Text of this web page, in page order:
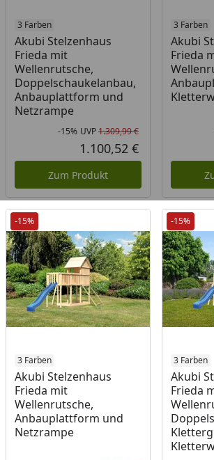
3 Farben
Akubi Stelzenhaus
Frieda mit
Wellenrutsche,
Doppelschaukelanbau,
Anbauplattform und
Netzrampe
Rabatt in
-15% UVP1.309,99 €
Aktueller Preis
1.100,52 €
Zum Produkt
3 Farben
Akubi
Frieda
-15%
3 Farben
Akubi Stelzenhaus
Frieda mit
Wellenrutsche,
Anbauplattform und
Netzrampe
-15%
3 Farben
Akubi
Frieda